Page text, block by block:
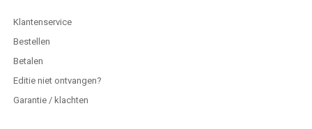
Klantenservice
Bestellen
Betalen
Editie niet ontvangen?
Garantie / klachten